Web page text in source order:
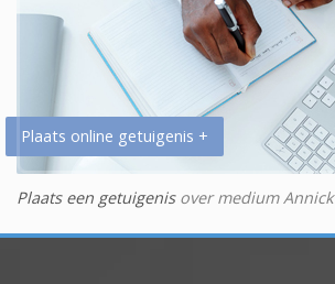
Plaats online getuigenis +
Plaats een getuigenisover medium Annick